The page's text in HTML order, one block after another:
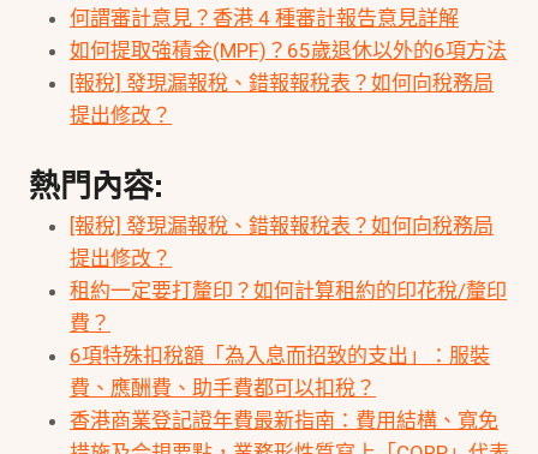
何謂審計意見？香港 4 種審計報告意見詳解
如何提取強積金(MPF)？65歲退休以外的6項方法
[報稅] 發現漏報稅、錯報報稅表？如何向稅務局
提出修改？
熱門內容:
[報稅] 發現漏報稅、錯報報稅表？如何向稅務局
提出修改？
租約一定要打釐印？如何計算租約的印花稅/釐印
費？
6項特殊扣稅額「為入息而招致的支出」：服裝
費、應酬費、助手費都可以扣稅？
香港商業登記證年費最新指南：費用結構、寬免